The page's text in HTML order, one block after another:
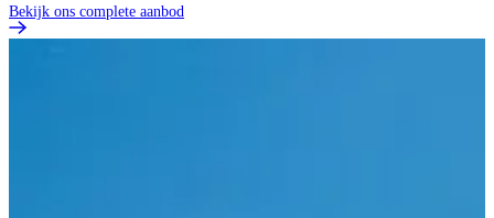
Bekijk ons complete aanbod